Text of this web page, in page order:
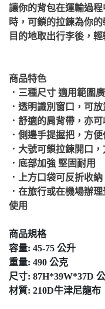
讓你的背包在運輸過
時，可鎖的拉鍊為你
目的地取出行李後，
商品特色
．三種尺寸 適用範圍廣
．透明識別窗口，可
．舒適的肩背帶，亦
．側邊手提握把，方便
．大號可鎖拉鍊開口
．底部加強 堅固耐用
．上方口袋可反折收
．在旅行或在機場辦
使用
商品規格
容量: 45-75 公升
重量: 490 公克
尺寸: 87H*39W*37D
材質: 210D牛津尼龍布